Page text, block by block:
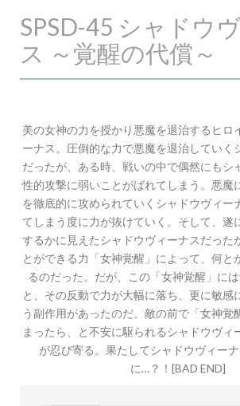
SPSD-45 シャドウ
ス ～覚醒の代償～
美の女神の力を授かり悪魔を退治するヒロ
ーナス。圧倒的な力で悪魔を退治していく
だったが、ある時、戦いの中で偶然にもシ
性的攻撃に弱いことがばれてしまう。悪魔
を徹底的に攻められていくシャドウヴィー
てしまう度に力が抜けていく。そして、遂
するかに見えたシャドウヴィーナスだった
とができる力「女神覚醒」によって、何と
るのだった。だが、この「女神覚醒」に
と、その反動で力が大幅に落ち、更に敏感
う副作用があったのだ。敵の前で「女神覚
まったら、と不安に駆られるシャドウヴィ
が忍び寄る。果たしてシャドウヴィー
に…？！[BAD END]